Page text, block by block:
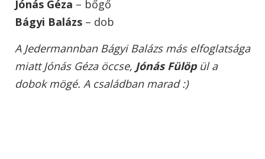
Jónás Géza – bőgő
Bágyi Balázs – dob
A Jedermannban Bágyi Balázs más elfoglatsága
miatt Jónás Géza öccse, Jónás Fülöpül a
dobok mögé. A családban marad :)